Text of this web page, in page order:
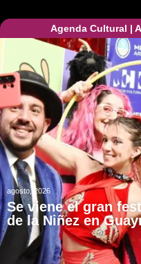
Agenda Cultural |
agosto, 2026
Se viene el gran
de la Niñez en